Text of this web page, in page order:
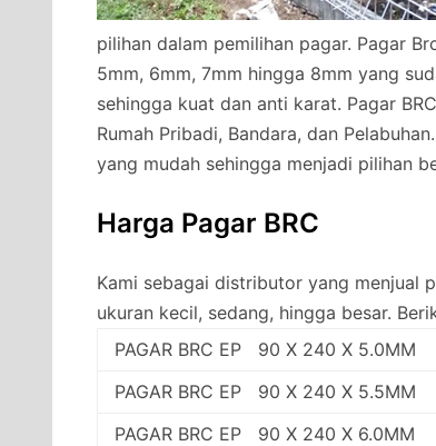
pilihan dalam pemilihan pagar. Pagar
5mm, 6mm, 7mm hingga 8mm yang
sehingga kuat dan anti karat. Pagar
Rumah Pribadi, Bandara, dan
yang mudah sehingga menjadi pilihan
Harga Pagar BRC
Kami sebagai distributor yang menjual
ukuran kecil, sedang, hingga besar.
PAGAR BRC EP 90 X 240 X 5.0MM
PAGAR BRC EP 90 X 240 X 5.5MM
PAGAR BRC EP 90 X 240 X 6.0MM